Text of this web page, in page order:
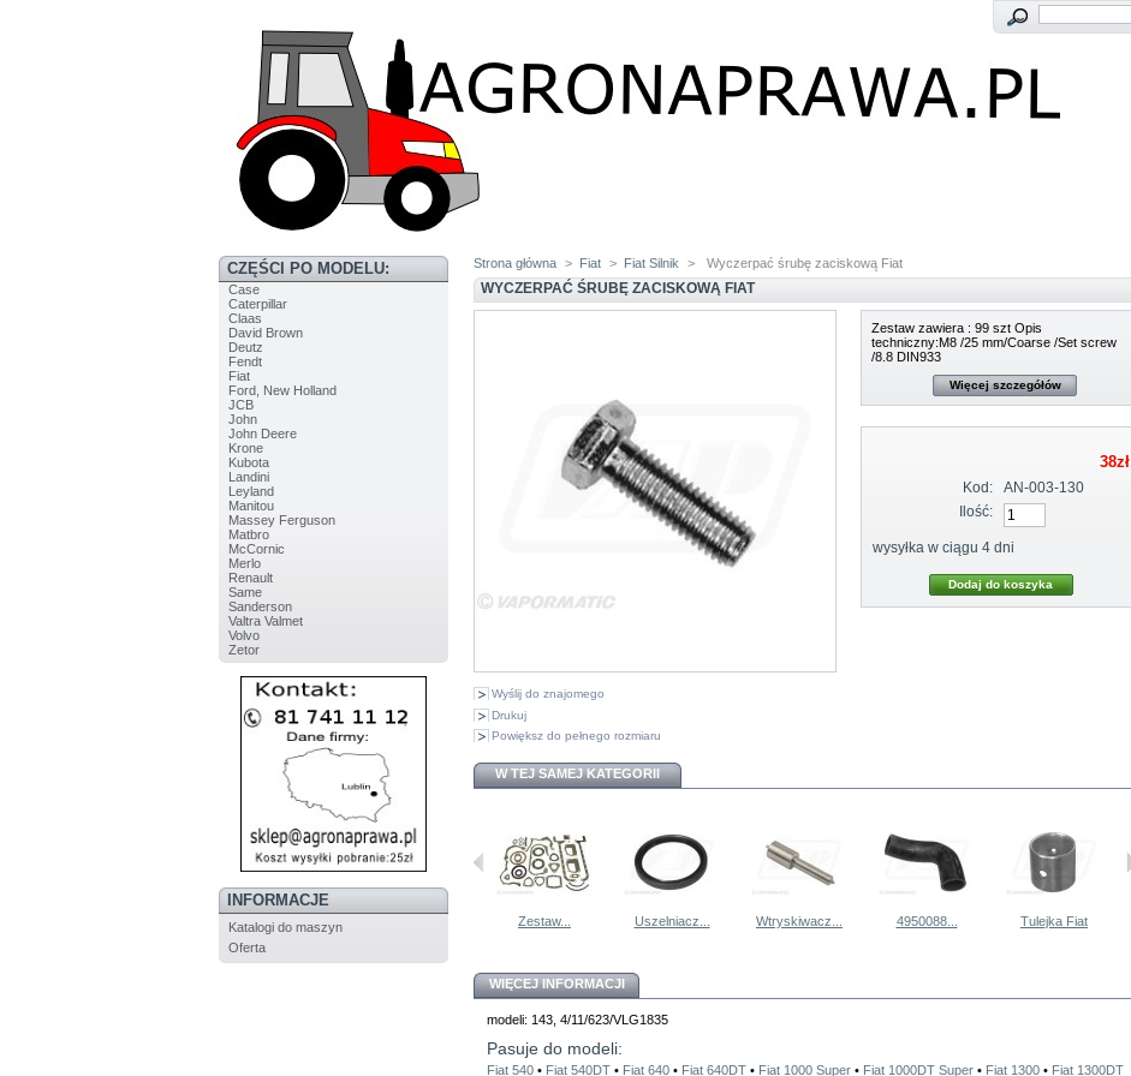
CZĘŚCI PO MODELU:
Case
Caterpillar
Claas
David Brown
Deutz
Fendt
Fiat
Ford, New Holland
JCB
John
John Deere
Krone
Kubota
Landini
Leyland
Manitou
Massey Ferguson
Matbro
McCornic
Merlo
Renault
Same
Sanderson
Valtra Valmet
Volvo
Zetor
INFORMACJE
Katalogi do maszyn
Oferta
Strona główna > Fiat > Fiat Silnik > Wyczerpać śrubę zaciskową Fiat
WYCZERPAĆ ŚRUBĘ ZACISKOWĄ FIAT
Wyślij do znajomego
Drukuj
Powiększ do pełnego rozmiaru
Zestaw zawiera : 99 szt Opis
techniczny:M8 /25 mm/Coarse /Set screw
/8.8 DIN933
Więcej szczegółów
38zł
Kod:
AN-003-130
Ilość:
wysyłka w ciągu 4 dni
W TEJ SAMEJ KATEGORII
Pierścienie... Zestaw... Uszelniacz... Wtryskiwacz... 4950088... Tulejka Fiat
WIĘCEJ INFORMACJI
modeli: 143, 4/11/623/VLG1835
Pasuje do modeli:
Fiat 540 • Fiat 540DT • Fiat 640 • Fiat 640DT • Fiat 1000 Super • Fiat 1000DT Super • Fiat 1300 • Fiat 1300DT